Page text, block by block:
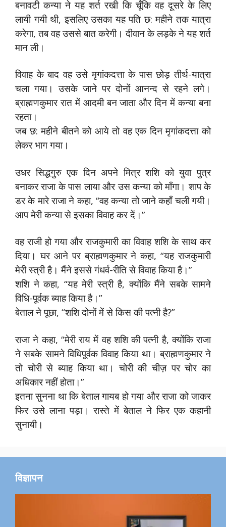
बनावटी कन्या ने यह शर्त रखी कि चूँकि वह दूसरे के लिए
लायी गयी थी, इसलिए उसका यह पति छ: महीने तक यात्रा
करेगा, तब वह उससे बात करेगी। दीवान के लड़के ने यह शर्त
मान ली।
विवाह के बाद वह उसे मृगांकदत्ता के पास छोड़ तीर्थ-यात्रा
चला गया। उसके जाने पर दोनों आनन्द से रहने लगे।
ब्राह्मणकुमार रात में आदमी बन जाता और दिन में कन्या बना
रहता।
जब छ: महीने बीतने को आये तो वह एक दिन मृगांकदत्ता को
लेकर भाग गया।
उधर सिद्धगुरु एक दिन अपने मित्र शशि को युवा पुत्र
बनाकर राजा के पास लाया और उस कन्या को माँगा। शाप के
डर के मारे राजा ने कहा, “वह कन्या तो जाने कहाँ चली गयी।
आप मेरी कन्या से इसका विवाह कर दें।”
वह राजी हो गया और राजकुमारी का विवाह शशि के साथ कर
दिया। घर आने पर ब्राह्मणकुमार ने कहा, “यह राजकुमारी
मेरी स्त्री है। मैंने इससे गंधर्व-रीति से विवाह किया है।”
शशि ने कहा, “यह मेरी स्त्री है, क्योंकि मैंने सबके सामने
विधि-पूर्वक ब्याह किया है।”
बेताल ने पूछा, “शशि दोनों में से किस की पत्नी है?”
राजा ने कहा, “मेरी राय में वह शशि की पत्नी है, क्योंकि राजा
ने सबके सामने विधिपूर्वक विवाह किया था। ब्राह्मणकुमार ने
तो चोरी से ब्याह किया था। चोरी की चीज़ पर चोर का
अधिकार नहीं होता।”
इतना सुनना था कि बेताल गायब हो गया और राजा को जाकर
फिर उसे लाना पड़ा। रास्ते में बेताल ने फिर एक कहानी
सुनायी।
विज्ञापन